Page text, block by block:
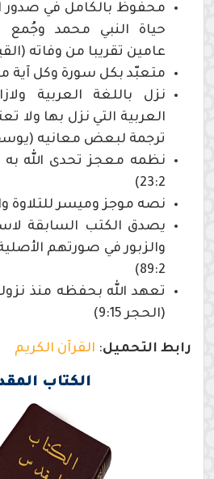
محفوظ بالكامل في صدور
حياة النبي محمد وجُمع
عامين تقريبا من وفاته (القيامة
متعبّد بكل سورة وكل آية منه
نزل باللغة العربية
العربية التي نزل بها ولا
ترجمة لبعض معانيه (يوسف
نظمه معجز تحدى الله به
23:2)
نصه موجز وميسر للتلاوة
يصدق الكتب السابقة
والزبور في صورتهم
89:2)
تعهد الله بحفظه منذ
(الحجر 9:15)
رابط التحميل: القرآن الكريم
الكتاب